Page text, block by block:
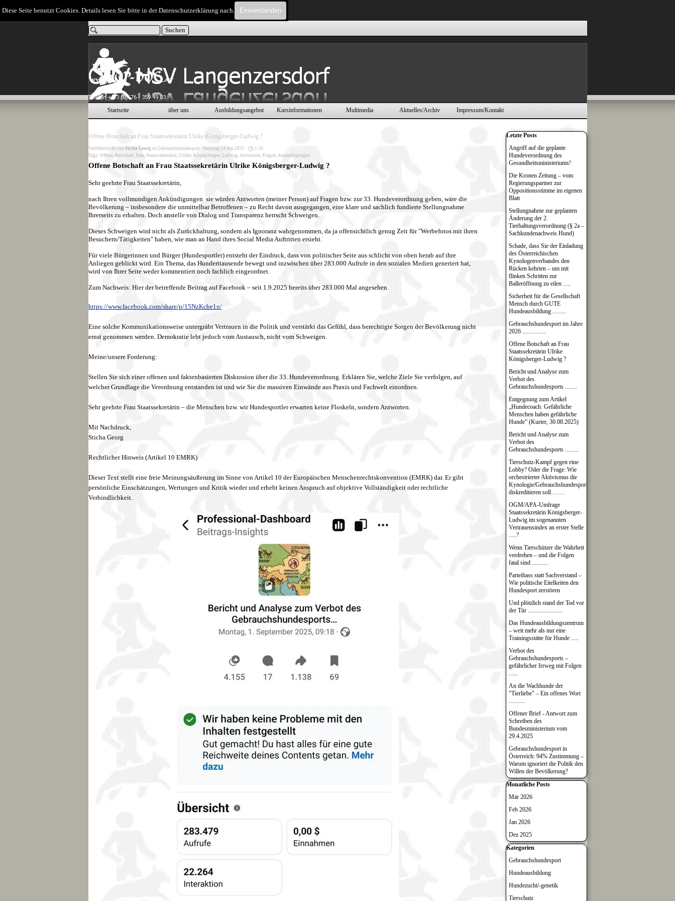
Diese Seite benutzt Cookies. Details lesen Sie bitte in der Datenschutzerklärung nach. Einverstanden
Suchen
Menü überspringen
Startseite über uns ▼
Ausbildungsangebot ▼
Kursinformationen ▼
Multimedia ▼
Aktuelles/Archiv ▼
Impressum/Kontakt
Offene Botschaft an Frau Staatssekretärin Ulrike Königsberger-Ludwig ?
Veröffentlicht von Sticha Georg in Gebrauchshundesport · Sonntag 14 Sep 2025 ·
1:45
Tags: Offene, Botschaft, Frau, Staatssekretärin, Ulrike, Königsberger, Ludwig, Antworten, Fragen, Ankündigungen
Offene Botschaft an Frau Staatssekretärin Ulrike Königsberger-Ludwig ?
Sehr geehrte Frau Staatssekretärin,
nach Ihren vollmundigen Ankündigungen sie würden Antworten (meiner Person) auf Fragen bzw. zur 33. Hundeverordnung geben, wäre die
Bevölkerung – insbesondere die unmittelbar Betroffenen – zu Recht davon ausgegangen, eine klare und sachlich fundierte Stellungnahme
Ihrerseits zu erhalten. Doch anstelle von Dialog und Transparenz herrscht Schweigen.
Dieses Schweigen wird nicht als Zurückhaltung, sondern als Ignoranz wahrgenommen, da ja offensichtlich genug Zeit für "Werbefotos mit ihren
Besuchern/Tätigkeiten" haben, wie man an Hand ihres Social Media Auftritten ersieht.
Für viele Bürgerinnen und Bürger (Hundesportler) entsteht der Eindruck, dass von politischer Seite aus schlicht von oben herab auf ihre
Anliegen geblickt wird. Ein Thema, das Hunderttausende bewegt und inzwischen über 283.000 Aufrufe in den sozialen Medien generiert hat,
wird von Ihrer Seite weder kommentiert noch fachlich eingeordnet.
Zum Nachweis: Hier der betreffende Beitrag auf Facebook – seit 1.9.2025 bereits über 283.000 Mal angesehen.
https://www.facebook.com/share/p/15NzKcbe1n/
Eine solche Kommunikationsweise untergräbt Vertrauen in die Politik und verstärkt das Gefühl, dass berechtigte Sorgen der Bevölkerung nicht
ernst genommen werden. Demokratie lebt jedoch vom Austausch, nicht vom Schweigen.
Meine/unsere Forderung:
Stellen Sie sich einer offenen und faktenbasierten Diskussion über die 33. Hundeverordnung. Erklären Sie, welche Ziele Sie verfolgen, auf
welcher Grundlage die Verordnung entstanden ist und wie Sie die massiven Einwände aus Praxis und Fachwelt einordnen.
Sehr geehrte Frau Staatssekretärin – die Menschen bzw. wir Hundesportler erwarten keine Floskeln, sondern Antworten.
Mit Nachdruck,
Sticha Georg
Rechtlicher Hinweis (Artikel 10 EMRK)
Dieser Text stellt eine freie Meinungsäußerung im Sinne von Artikel 10 der Europäischen Menschenrechtskonvention (EMRK) dar. Er gibt
persönliche Einschätzungen, Wertungen und Kritik wieder und erhebt keinen Anspruch auf objektive Vollständigkeit oder rechtliche
Verbindlichkeit.
Block überspringen Letzte Posts
Letzte Posts
Angriff auf die geplante
Hundeverordnung des
Gesundheitsministeriums!
Die Kronen Zeitung – vom
Regierungspartner zur
Oppositionsstimme im eigenen
Blatt
Stellungnahme zur geplanten
Änderung der 2.
Tierhaltungsverordnung (§ 2a –
Sachkundenachweis Hund)
Schade, dass Sie der Einladung
des Österreichischen
Kynologenverbandes den
Rücken kehrten – um mit
flinken Schritten zur
Balleröffnung zu eilen .....
Sicherheit für die Gesellschaft
Mensch durch GUTE
Hundeausbildung .........
Gebrauchshundesport im Jahre
2026 ................
Offene Botschaft an Frau
Staatssekretärin Ulrike
Königsberger-Ludwig ?
Bericht und Analyse zum
Verbot des
Gebrauchshundesports ........
Entgegnung zum Artikel
„Hundecoach: Gefährliche
Menschen haben gefährliche
Hunde“ (Kurier, 30.08.2025)
Bericht und Analyse zum
Verbot des
Gebrauchshundesports .........
Tierschutz-Kampf gegen eine
Lobby? Oder die Frage: Wie
orchestrierter Aktivismus die
Kynologie/Gebrauchshundesport
diskreditieren soll…….
OGM/APA-Umfrage
Staatssekretärin Königsberger-
Ludwig im sogenannten
Vertrauensindex an erster Stelle
.....?
Wenn Tierschützer die Wahrheit
verdrehen – und die Folgen
fatal sind ...........
Parteihass statt Sachverstand –
Wie politische Eitelkeiten den
Hundesport zerstören
Und plötzlich stand der Tod vor
der Tür .......................
Das Hundeausbildungszentrum
– weit mehr als nur eine
Trainingsstätte für Hunde .....
Verbot des
Gebrauchshundesports –
gefährlicher Irrweg mit Folgen
......
An die Wachhunde der
"Tierliebe" – Ein offenes Wort
...........
Offener Brief - Antwort zum
Schreiben des
Bundesministerium vom
29.4.2025
Gebrauchshundesport in
Österreich: 94% Zustimmung –
Warum ignoriert die Politik den
Willen der Bevölkerung?
Block überspringen Monatliche Posts
Monatliche Posts
Mär 2026
Feb 2026
Jan 2026
Dez 2025
Block überspringen Kategorien
Kategorien
Gebrauchshundesport
Hundeausbildung
Hundezucht/-genetik
Tierschutz